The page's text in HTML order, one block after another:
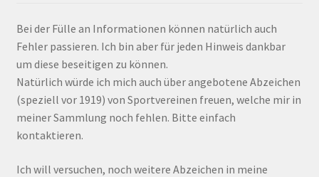
Bei der Fülle an Informationen können natürlich auch
Fehler passieren. Ich bin aber für jeden Hinweis dankbar
um diese beseitigen zu können.
Natürlich würde ich mich auch über angebotene Abzeichen
(speziell vor 1919) von Sportvereinen freuen, welche mir in
meiner Sammlung noch fehlen. Bitte einfach
kontaktieren.
Ich will versuchen, noch weitere Abzeichen in meine